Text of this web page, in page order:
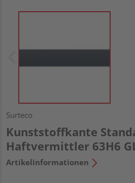
Surteco
Kunststoffkante
Haftvermittler 63H6
Artikelinformationen